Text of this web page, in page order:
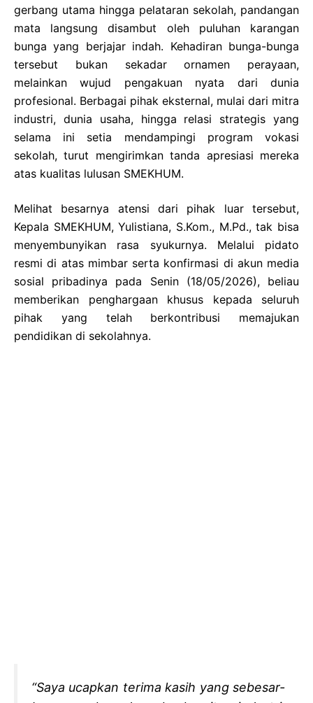
gerbang utama hingga pelataran sekolah, pandangan
mata langsung disambut oleh puluhan karangan
bunga yang berjajar indah. Kehadiran bunga-bunga
tersebut bukan sekadar ornamen perayaan,
melainkan wujud pengakuan nyata dari dunia
profesional. Berbagai pihak eksternal, mulai dari mitra
industri, dunia usaha, hingga relasi strategis yang
selama ini setia mendampingi program vokasi
sekolah, turut mengirimkan tanda apresiasi mereka
atas kualitas lulusan SMEKHUM.
Melihat besarnya atensi dari pihak luar tersebut,
Kepala SMEKHUM, Yulistiana, S.Kom., M.Pd., tak bisa
menyembunyikan rasa syukurnya. Melalui pidato
resmi di atas mimbar serta konfirmasi di akun media
sosial pribadinya pada Senin (18/05/2026), beliau
memberikan penghargaan khusus kepada seluruh
pihak yang telah berkontribusi memajukan
pendidikan di sekolahnya.
“Saya ucapkan terima kasih yang sebesar-